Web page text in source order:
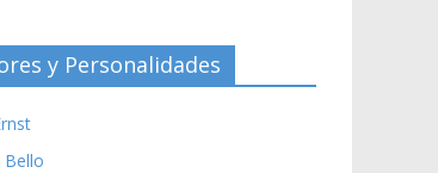
y Personalidades
Bello